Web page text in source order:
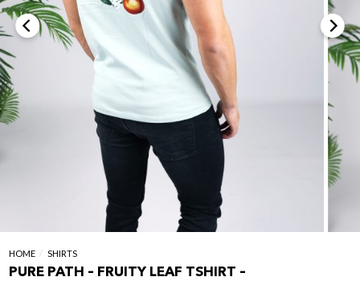
HOME / SHIRTS
PURE PATH – FRUITY LEAF TSHIRT –